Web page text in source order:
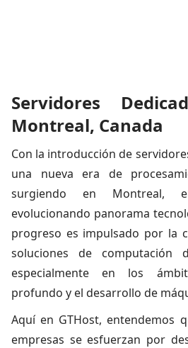
Servidores
Montreal, Canada
Con la introducción de
una nueva era de
surgiendo en Montreal,
evolucionando panorama
progreso es impulsado por la
soluciones de computación
especialmente en los
profundo y el desarrollo de
Aquí en GTHost, entendemos
empresas se esfuerzan por